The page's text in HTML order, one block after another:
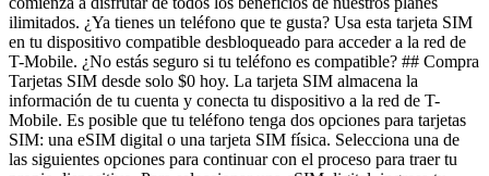
ilimitados. ¿Ya tienes un teléfono que te gusta? Usa esta tarjeta SIM
en tu dispositivo compatible desbloqueado para acceder a la red de
T-Mobile. ¿No estás seguro si tu teléfono es compatible? ## Compra
Tarjetas SIM desde solo $0 hoy. La tarjeta SIM almacena la
información de tu cuenta y conecta tu dispositivo a la red de T-
Mobile. Es posible que tu teléfono tenga dos opciones para tarjetas
SIM: una eSIM digital o una tarjeta SIM física. Selecciona una de
las siguientes opciones para continuar con el proceso para traer tu